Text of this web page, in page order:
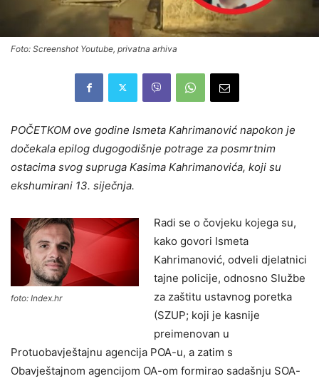
Foto: Screenshot Youtube, privatna arhiva
POČETKOM ove godine Ismeta Kahrimanović napokon je
dočekala epilog dugogodišnje potrage za posmrtnim
ostacima svog supruga Kasima Kahrimanovića, koji su
ekshumirani 13. siječnja.
foto: Index.hr
Radi se o čovjeku kojega su,
kako govori Ismeta
Kahrimanović, odveli djelatnici
tajne policije, odnosno Službe
za zaštitu ustavnog poretka
(SZUP; koji je kasnije
preimenovan u
Protuobavještajnu agencija POA-u, a zatim s
Obavještajnom agencijom OA-om formirao sadašnju SOA-